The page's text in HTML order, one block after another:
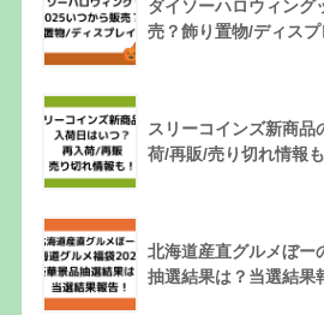
ダイソーハロウィング
売？飾り置物/ディスプ
スリーコインズ新商品
荷/再販/売り切れ情報も
北海道産直グルメぼー
抽選結果は？当選結果